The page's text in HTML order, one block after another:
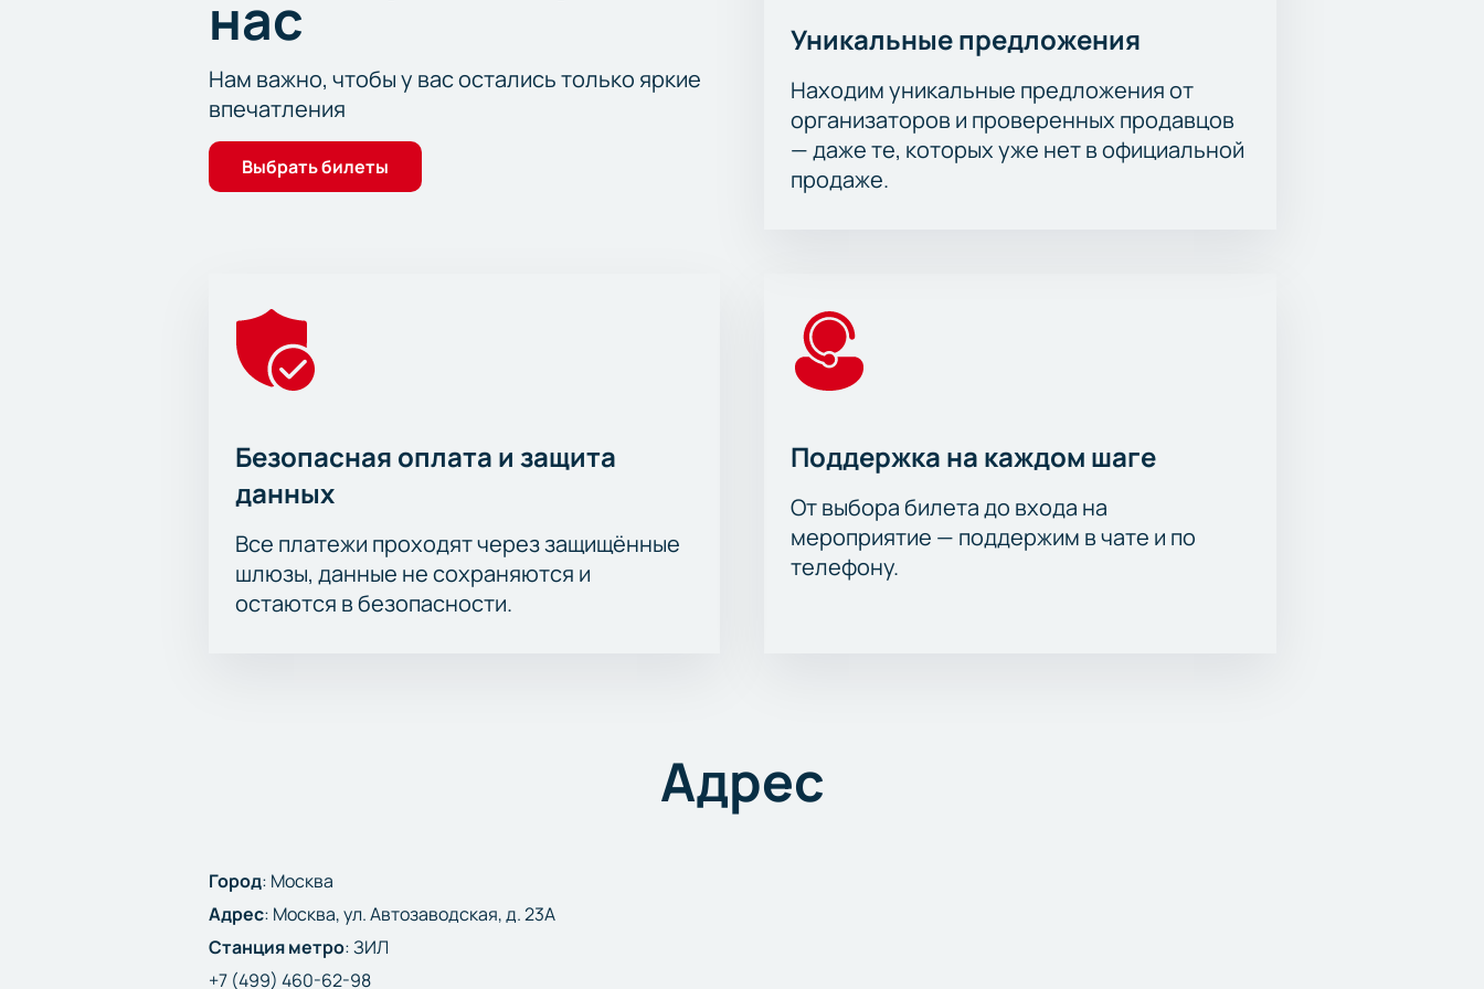
нас
Нам важно, чтобы у вас остались только яркие
впечатления
Выбрать билеты
Уникальные предложения
Находим уникальные предложения от
организаторов и проверенных продавцов
— даже те, которых уже нет в официальной
продаже.
Безопасная оплата и защита
данных
Все платежи проходят через защищённые
шлюзы, данные не сохраняются и
остаются в безопасности.
Поддержка на каждом шаге
От выбора билета до входа на
мероприятие — поддержим в чате и по
телефону.
Адрес
Город: Москва
Адрес: Москва, ул. Автозаводская, д. 23А
Станция метро:ЗИЛ
+7 (499) 460-62-98